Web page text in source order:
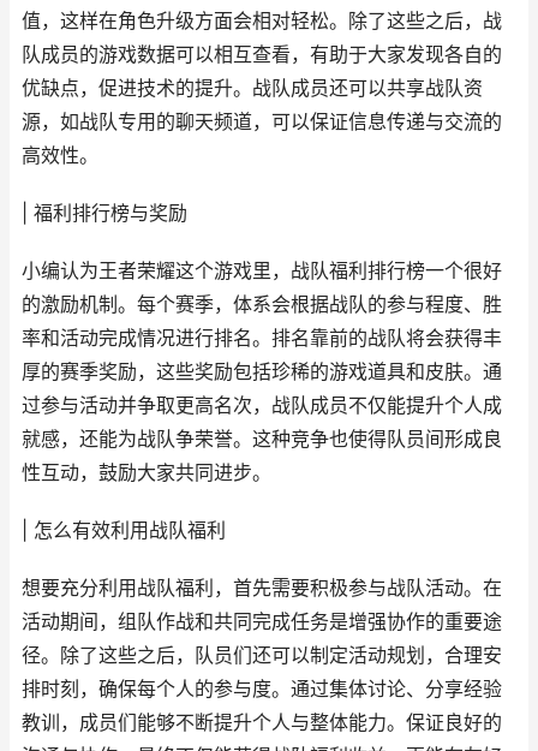
值，这样在角色升级方面会相对轻松。除了这些之后，战
队成员的游戏数据可以相互查看，有助于大家发现各自的
优缺点，促进技术的提升。战队成员还可以共享战队资
源，如战队专用的聊天频道，可以保证信息传递与交流的
高效性。
| 福利排行榜与奖励
小编认为王者荣耀这个游戏里，战队福利排行榜一个很好
的激励机制。每个赛季，体系会根据战队的参与程度、胜
率和活动完成情况进行排名。排名靠前的战队将会获得丰
厚的赛季奖励，这些奖励包括珍稀的游戏道具和皮肤。通
过参与活动并争取更高名次，战队成员不仅能提升个人成
就感，还能为战队争荣誉。这种竞争也使得队员间形成良
性互动，鼓励大家共同进步。
| 怎么有效利用战队福利
想要充分利用战队福利，首先需要积极参与战队活动。在
活动期间，组队作战和共同完成任务是增强协作的重要途
径。除了这些之后，队员们还可以制定活动规划，合理安
排时刻，确保每个人的参与度。通过集体讨论、分享经验
教训，成员们能够不断提升个人与整体能力。保证良好的